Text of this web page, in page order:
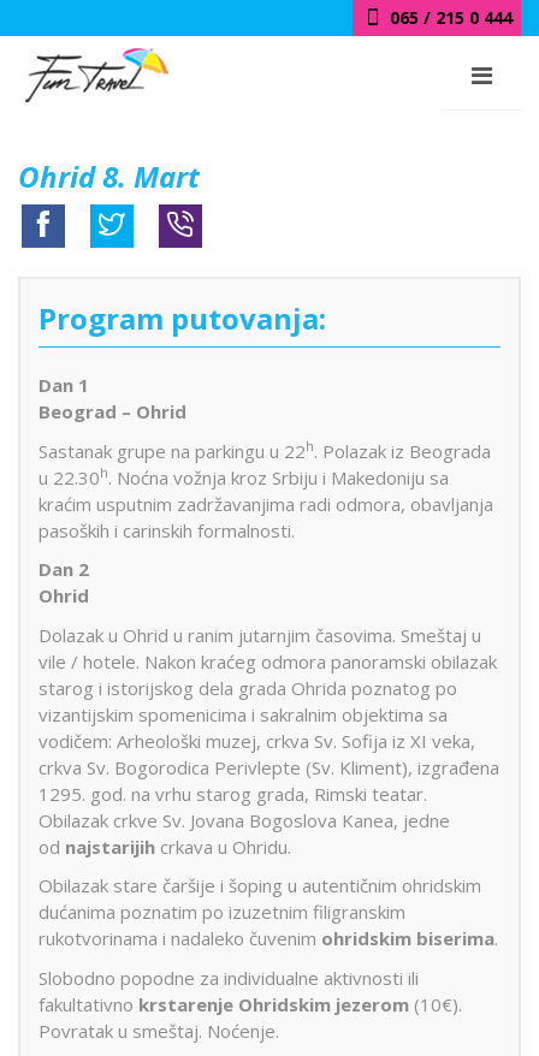
065 / 215 0 444
Ohrid 8. Mart
Program putovanja:
Dan 1
Beograd – Ohrid
Sastanak grupe na parkingu u 22h. Polazak iz Beograda
u 22.30h. Noćna vožnja kroz Srbiju i Makedoniju sa
kraćim usputnim zadržavanjima radi odmora, obavljanja
pasoških i carinskih formalnosti.
Dan 2
Ohrid
Dolazak u Ohrid u ranim jutarnjim časovima. Smeštaj u
vile / hotele. Nakon kraćeg odmora panoramski obilazak
starog i istorijskog dela grada Ohrida poznatog po
vizantijskim spomenicima i sakralnim objektima sa
vodičem: Arheološki muzej, crkva Sv. Sofija iz XI veka,
crkva Sv. Bogorodica Perivlepte (Sv. Kliment), izgrađena
1295. god. na vrhu starog grada, Rimski teatar.
Obilazak crkve Sv. Jovana Bogoslova Kanea, jedne
od najstarijih crkava u Ohridu.
Obilazak stare čaršije i šoping u autentičnim ohridskim
dućanima poznatim po izuzetnim filigranskim
rukotvorinama i nadaleko čuvenim ohridskim biserima.
Slobodno popodne za individualne aktivnosti ili
fakultativno krstarenje Ohridskim jezerom (10€).
Povratak u smeštaj. Noćenje.